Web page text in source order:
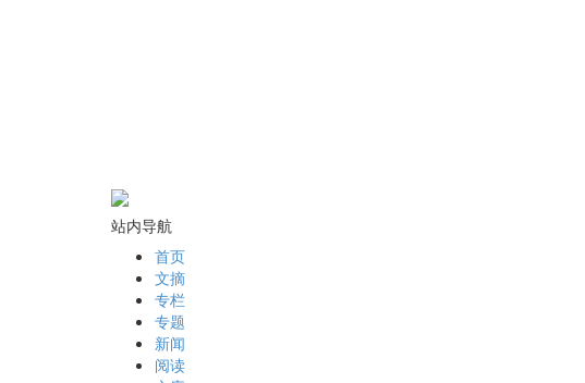
站内导航
首页
文摘
专栏
专题
新闻
阅读